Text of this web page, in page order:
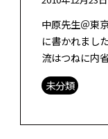
中原先生＠東
に書かれまし
流はつねに内
がとうござい
かしらで関わ
未分類